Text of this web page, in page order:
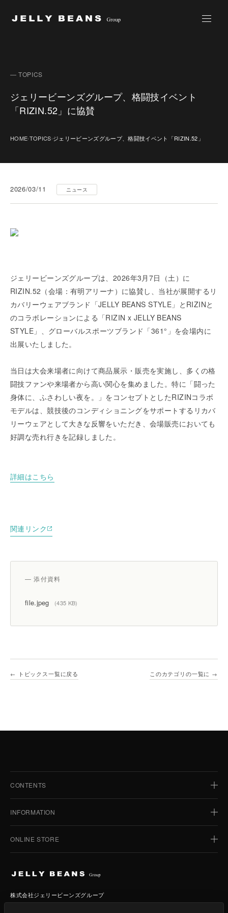
Jelly Beans Group
— TOPICS
ジェリービーンズグループ、格闘技イベント
「RIZIN.52」に協賛
HOME›TOPICS›ジェリービーンズグループ、格闘技イベント「RIZIN.52」
2026/03/11 ニュース
ジェリービーンズグループは、2026年3月7日（土）に
RIZIN.52（会場：有明アリーナ）に協賛し、当社が展開するリ
カバリーウェアブランド「JELLY BEANS STYLE」とRIZINと
のコラボレーションによる「RIZIN x JELLY BEANS
STYLE」、グローバルスポーツブランド「361°」を会場内に
出展いたしました。
当日は大会来場者に向けて商品展示・販売を実施し、多くの格
闘技ファンや来場者から高い関心を集めました。特に「闘った
身体に、ふさわしい夜を。」をコンセプトとしたRIZINコラボ
モデルは、競技後のコンディショニングをサポートするリカバ
リーウェアとして大きな反響をいただき、会場販売においても
好調な売れ行きを記録しました。
詳細はこちら
関連リンク
— 添付資料
file.jpeg (435 KB)
← トピックス一覧に戻る このカテゴリの一覧に →
株式会社ジェリービーンズグループ
CONTENTS
HOME
ホーム
BRAND
STORIES
ストーリー
COMPANY
INFORMATION
TOPICS
トピックス
IR情報
CSR
BENEFITS
ONLINE STORE
ジェリービーンズ
361°